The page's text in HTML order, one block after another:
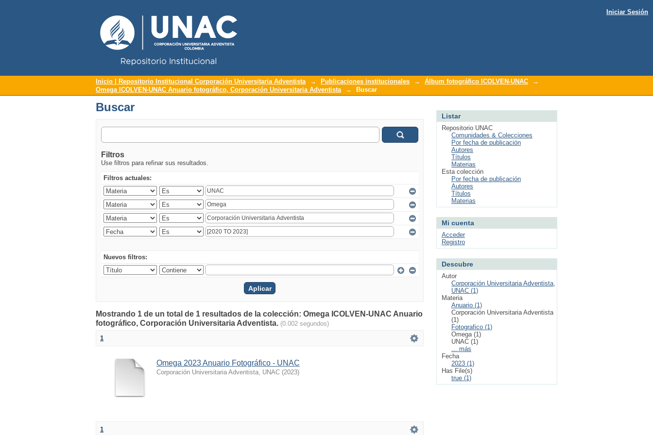
Buscar
Iniciar Sesión
Inicio | Repositorio Institucional Corporación Universitaria Adventista → Publicaciones institucionales → Álbum fotográfico ICOLVEN-UNAC
→
Omega ICOLVEN-UNAC Anuario fotográfico, Corporación Universitaria Adventista
→ Buscar
Buscar
Filtros
Use filtros para refinar sus resultados.
Filtros actuales:
Nuevos filtros:
Mostrando 1 de un total de 1 resultados de la colección: Omega ICOLVEN-UNAC Anuario
fotográfico, Corporación Universitaria Adventista. (0.002 segundos)
1
Omega 2023 Anuario Fotográfico - UNAC
Corporación Universitaria Adventista, UNAC (2023)
1
Listar
Repositorio UNAC
Comunidades & Colecciones
Por fecha de publicación
Autores
Títulos
Materias
Esta colección
Por fecha de publicación
Autores
Títulos
Materias
Mi cuenta
Acceder
Registro
Descubre
Autor
Corporación Universitaria Adventista,
UNAC (1)
Materia
Anuario (1)
Corporación Universitaria Adventista
(1)
Fotografico (1)
Omega (1)
UNAC (1)
... más
Fecha
2023 (1)
Has File(s)
true (1)